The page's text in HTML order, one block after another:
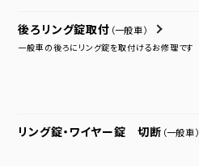
後ろリング錠取付 （一般車）
一般車の後ろにリング錠を取付けるお修理です
リング錠・ワイヤー錠 切断 （一般車）